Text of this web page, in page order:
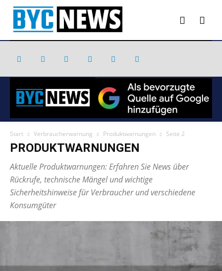
Start Verbraucherwarnung Produktwarnungen Seite 2
PRODUKTWARNUNGEN
Aktuelle Produktwarnungen: Erfahren Sie News über
Rückrufe, technische Mängel und wichtige
Sicherheitshinweise für Verbraucher und verschiedene
Konsumgüter